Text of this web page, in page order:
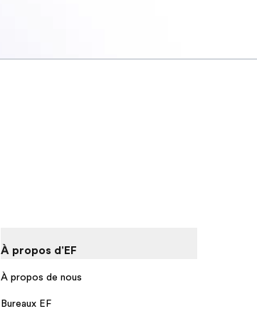
À propos d'EF
À propos de nous
Bureaux EF